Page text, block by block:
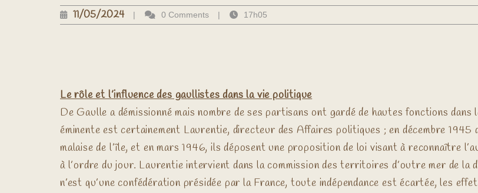
11/05/202411/05/2024
| 0 Comments | 17h05
Le rôle et l’influence des gaullistes dans la vie politique
De Gaulle a démissionné mais nombre de ses partisans ont gardé de hautes fonctions
éminente est certainement Laurentie, directeur des Affaires politiques ; en décembre 1945
malaise de l’île, et en mars 1946, ils déposent une proposition de loi visant à reconnaître
à l’ordre du jour. Laurentie intervient dans la commission des territoires d’outre mer de la
n’est qu’une confédération présidée par la France, toute indépendance est écartée, les